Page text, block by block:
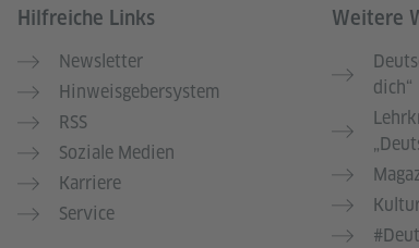
Hilfreiche Links
Newsletter
Hinweisgebersystem
RSS
Soziale Medien
Karriere
Service
Weitere
dich“